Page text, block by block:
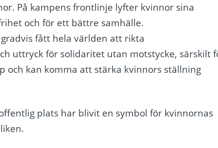
På kampens frontlinje lyfter kvinnor sina
och för ett bättre samhälle.
fått hela världen att rikta
uttryck för solidaritet utan motstycke, särskilt
och kan komma att stärka kvinnors ställning
plats har blivit en symbol för kvinnornas